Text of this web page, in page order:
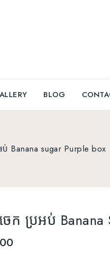
BLOG
ប់ Banana sugar Purple box
ចេក ប្រអប់